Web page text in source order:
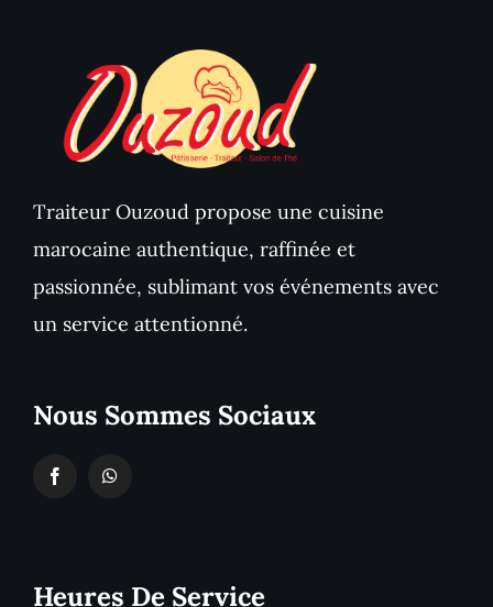
Traiteur Ouzoud propose une cuisine
marocaine authentique, raffinée et
passionnée, sublimant vos événements avec
un service attentionné.
Nous Sommes Sociaux
Heures De Service